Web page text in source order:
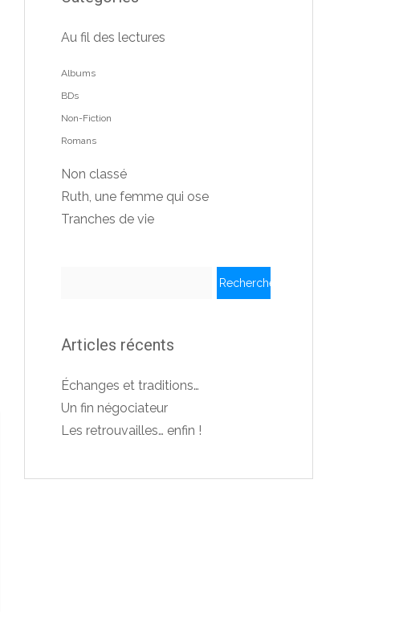
Au fil des lectures
Albums
BDs
Non-Fiction
Romans
Non classé
Ruth, une femme qui ose
Tranches de vie
Articles récents
Échanges et traditions…
Un fin négociateur
Les retrouvailles… enfin !